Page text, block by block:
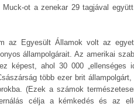
Muck-ot a zenekar 29 tagjával
az Egyesült Államok volt az
állampolgárait. Az amerikai
képest, ahol 30 000 „ellenséges
több ezer brit
(Ezek a számok
célja a kémkedés és az